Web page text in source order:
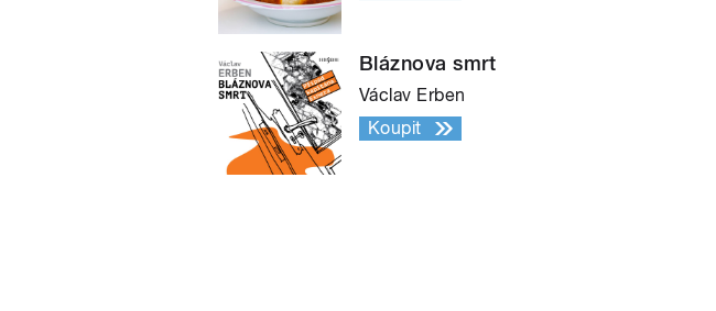
Bláznova smrt
Václav Erben
Koupit